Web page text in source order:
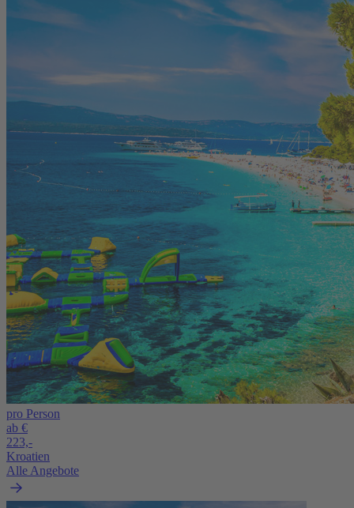
pro Person
ab €
223,-
Kroatien
Alle Angebote